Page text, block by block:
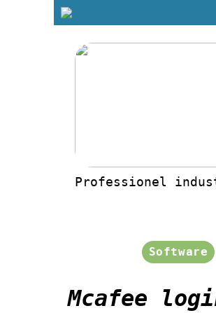
Professionel
Software
Mcafee